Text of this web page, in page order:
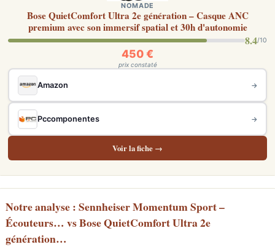
NOMADE
Bose QuietComfort Ultra 2e génération – Casque ANC
premium avec son immersif spatial et 30h d'autonomie
8.4/10
450 €
prix constaté
Amazon →
Pccomponentes →
Voir la fiche →
Notre analyse : Sennheiser Momentum Sport –
Écouteurs… vs Bose QuietComfort Ultra 2e
génération…